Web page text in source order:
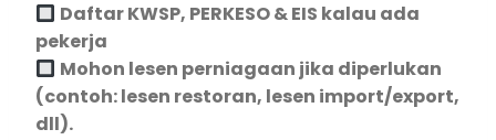
Daftar KWSP, PERKESO & EIS kalau ada
pekerja
Mohon lesen perniagaan jika diperlukan
(contoh: lesen restoran, lesen import/export,
dll).